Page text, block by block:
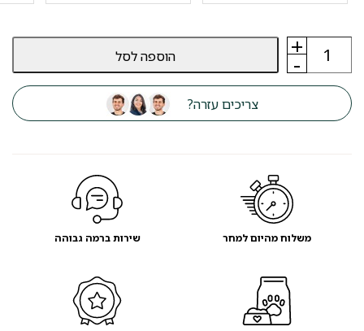
-
כמות
אוכל
כלבים
אונטריו
ONTARIO
בוגר
+ הוספה לסל
צריכים עזרה?
משלוח מהיום למחר שירות ברמה גבוהה